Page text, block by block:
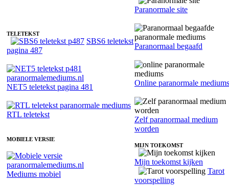
TELETEKST
SBS6 teletekst
pagina 487
NET5 teletekst pagina 481
RTL teletekst
MOBIELE VERSIE
Mediums mobiel
Paranormale site
Paranormaal begaafd
Online paranormale mediums
Zelf paranormaal medium
worden
MIJN TOEKOMST
Mijn toekomst kijken
Tarot
voorspelling